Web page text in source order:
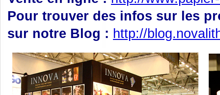
Pour trouver des infos sur les
sur notre Blog : http://